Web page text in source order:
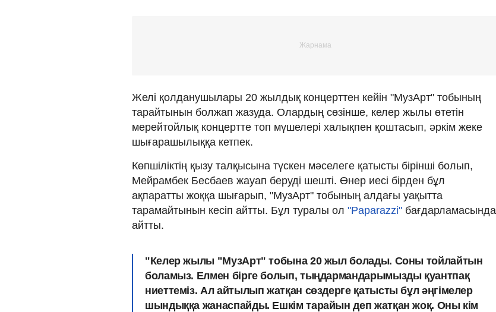
Желі қолданушылары 20 жылдық концерттен кейін "МузАрт" тобының
тарайтынын болжап жазуда. Олардың сөзінше, келер жылы өтетін
мерейтойлық концертте топ мүшелері халықпен қоштасып, әркім жеке
шығарашылыққа кетпек.
Көпшіліктің қызу талқысына түскен мәселеге қатысты бірінші болып,
Мейрамбек Бесбаев жауап беруді шешті. Өнер иесі бірден бұл
ақпаратты жоққа шығарып, "МузАрт" тобының алдағы уақытта
тарамайтынын кесіп айтты. Бұл туралы ол "Paparazzi" бағдарламасында
айтты.
"Келер жылы "МузАрт" тобына 20 жыл болады. Соны тойлайтын
боламыз. Елмен бірге болып, тыңдармандарымызды қуантпақ
ниеттеміз. Ал айтылып жатқан сөздерге қатысты бұл әңгімелер
шындыққа жанаспайды. Ешкім тарайын деп жатқан жоқ. Оны кім